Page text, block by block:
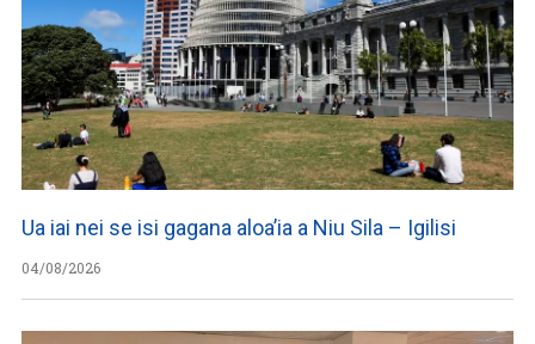
Ua iai nei se isi gagana aloa’ia a Niu Sila – Igilisi
04/08/2026